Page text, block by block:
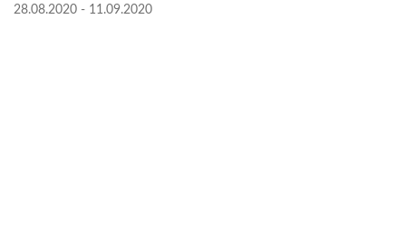
28.08.2020 - 11.09.2020